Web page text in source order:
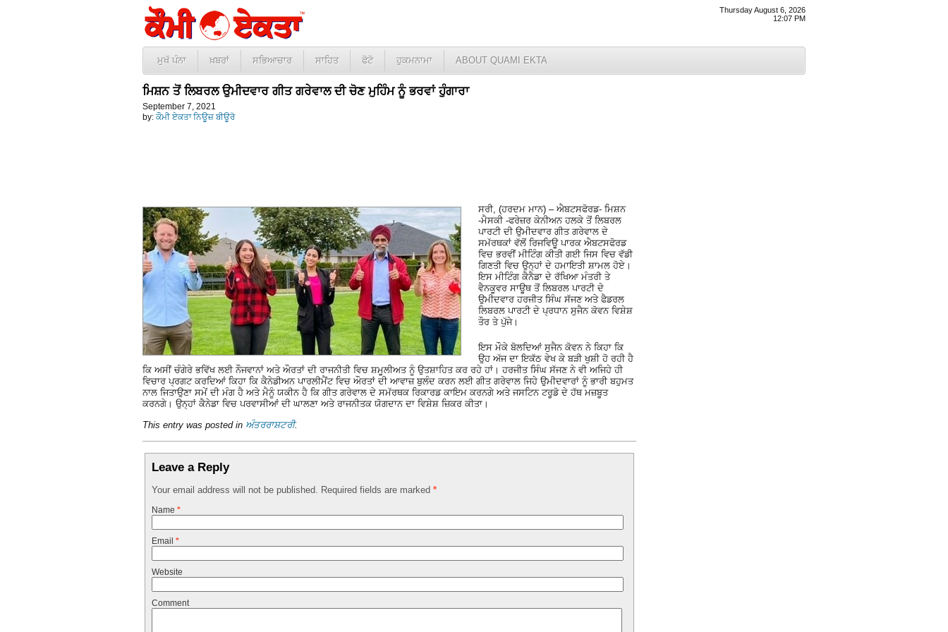
Thursday August 6, 2026
12:07 PM
ਮੁਖੱ ਪੰਨਾ ਖ਼ਬਰਾਂ ਸਭਿਆਚਾਰ ਸਾਹਿਤ ਫੋਟੋ ਹੁਕਮਨਾਮਾ ABOUT QUAMI EKTA
ਮਿਸ਼ਨ ਤੋਂ ਲਿਬਰਲ ਉਮੀਦਵਾਰ ਗੀਤ ਗਰੇਵਾਲ ਦੀ ਚੋਣ ਮੁਹਿੰਮ ਨੂੰ ਭਰਵਾਂ ਹੁੰਗਾਰਾ
September 7, 2021
by: ਕੌਮੀ ਏਕਤਾ ਨਿਊਜ਼ ਬੀਊਰੋ
ਸਰੀ, (ਹਰਦਮ ਮਾਨ) – ਐਬਟਸਫੋਰਡ- ਮਿਸ਼ਨ
-ਮੈਸਕੀ -ਫਰੇਜ਼ਰ ਕੇਨੀਅਨ ਹਲਕੇ ਤੋਂ ਲਿਬਰਲ
ਪਾਰਟੀ ਦੀ ਉਮੀਦਵਾਰ ਗੀਤ ਗਰੇਵਾਲ ਦੇ
ਸਮੱਰਥਕਾਂ ਵੱਲੋਂ ਰਿਜਵਿਊ ਪਾਰਕ ਐਬਟਸਫੋਰਡ
ਵਿਚ ਭਰਵੀਂ ਮੀਟਿੰਗ ਕੀਤੀ ਗਈ ਜਿਸ ਵਿਚ ਵੱਡੀ
ਗਿਣਤੀ ਵਿਚ ਉਨ੍ਹਾਂ ਦੇ ਹਮਾਇਤੀ ਸ਼ਾਮਲ ਹੋਏ।
ਇਸ ਮੀਟਿੰਗ ਕੈਨੈਡਾ ਦੇ ਰੱਖਿਆ ਮੰਤਰੀ ਤੇ
ਵੈਨਕੂਵਰ ਸਾਊਥ ਤੋਂ ਲਿਬਰਲ ਪਾਰਟੀ ਦੇ
ਉਮੀਦਵਾਰ ਹਰਜੀਤ ਸਿੰਘ ਸੱਜਣ ਅਤੇ ਫੈਡਰਲ
ਲਿਬਰਲ ਪਾਰਟੀ ਦੇ ਪ੍ਰਧਾਨ ਸੁਜੈਨ ਕੋਵਨ ਵਿਸ਼ੇਸ਼
ਤੌਰ ਤੇ ਪੁੱਜੇ।
ਇਸ ਮੌਕੇ ਬੋਲਦਿਆਂ ਸੁਜੈਨ ਕੋਵਨ ਨੇ ਕਿਹਾ ਕਿ
ਉਹ ਅੱਜ ਦਾ ਇਕੱਠ ਵੇਖ ਕੇ ਬੜੀ ਖੁਸ਼ੀ ਹੋ ਰਹੀ ਹੈ
ਕਿ ਅਸੀਂ ਚੰਗੇਰੇ ਭਵਿੱਖ ਲਈ ਨੌਜਵਾਨਾਂ ਅਤੇ ਔਰਤਾਂ ਦੀ ਰਾਜਨੀਤੀ ਵਿਚ ਸ਼ਮੂਲੀਅਤ ਨੂੰ ਉਤਸ਼ਾਹਿਤ ਕਰ ਰਹੇ ਹਾਂ। ਹਰਜੀਤ ਸਿੰਘ ਸੱਜਣ ਨੇ ਵੀ ਅਜਿਹੇ ਹੀ
ਵਿਚਾਰ ਪ੍ਰਗਟ ਕਰਦਿਆਂ ਕਿਹਾ ਕਿ ਕੈਨੇਡੀਅਨ ਪਾਰਲੀਮੈਂਟ ਵਿਚ ਔਰਤਾਂ ਦੀ ਆਵਾਜ਼ ਬੁਲੰਦ ਕਰਨ ਲਈ ਗੀਤ ਗਰੇਵਾਲ ਜਿਹੇ ਉਮੀਦਵਾਰਾਂ ਨੂੰ ਭਾਰੀ ਬਹੁਮਤ
ਨਾਲ ਜਿਤਾਉਣਾ ਸਮੇਂ ਦੀ ਮੰਗ ਹੈ ਅਤੇ ਮੈਨੂੰ ਯਕੀਨ ਹੈ ਕਿ ਗੀਤ ਗਰੇਵਾਲ ਦੇ ਸਮੱਰਥਕ ਰਿਕਾਰਡ ਕਾਇਮ ਕਰਨਗੇ ਅਤੇ ਜਸਟਿਨ ਟਰੂਡੋ ਦੇ ਹੱਥ ਮਜ਼ਬੂਤ
ਕਰਨਗੇ। ਉਨ੍ਹਾਂ ਕੈਨੇਡਾ ਵਿਚ ਪਰਵਾਸੀਆਂ ਦੀ ਘਾਲਣਾ ਅਤੇ ਰਾਜਨੀਤਕ ਯੋਗਦਾਨ ਦਾ ਵਿਸ਼ੇਸ਼ ਜ਼ਿਕਰ ਕੀਤਾ।
This entry was posted in ਅੰਤਰਰਾਸ਼ਟਰੀ.
Leave a Reply
Your email address will not be published. Required fields are marked *
Name *
Email *
Website
Comment